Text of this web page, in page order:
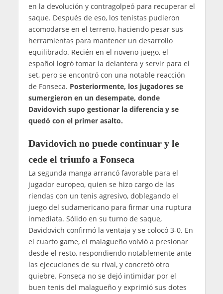
en la devolución y contragolpeó para recuperar el
saque. Después de eso, los tenistas pudieron
acomodarse en el terreno, haciendo pesar sus
herramientas para mantener un desarrollo
equilibrado. Recién en el noveno juego, el
español logró tomar la delantera y servir para el
set, pero se encontró con una notable reacción
de Fonseca. Posteriormente, los jugadores se
sumergieron en un desempate, donde
Davidovich supo gestionar la diferencia y se
quedó con el primer asalto.
Davidovich no puede continuar y le
cede el triunfo a Fonseca
La segunda manga arrancó favorable para el
jugador europeo, quien se hizo cargo de las
riendas con un tenis agresivo, doblegando el
juego del sudamericano para firmar una ruptura
inmediata. Sólido en su turno de saque,
Davidovich confirmó la ventaja y se colocó 3-0. En
el cuarto game, el malagueño volvió a presionar
desde el resto, respondiendo notablemente ante
las ejecuciones de su rival, y concretó otro
quiebre. Fonseca no se dejó intimidar por el
buen tenis del malagueño y exprimió sus dotes